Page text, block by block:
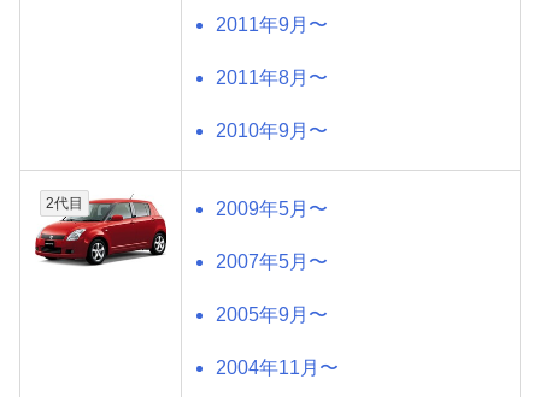
2011年9月〜
2011年8月〜
2010年9月〜
2代目 2009年5月〜
2007年5月〜
2005年9月〜
2004年11月〜